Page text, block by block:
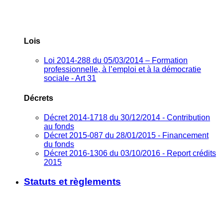
Lois
Loi 2014-288 du 05/03/2014 – Formation
professionnelle, à l’emploi et à la démocratie
sociale - Art 31
Décrets
Décret 2014-1718 du 30/12/2014 - Contribution
au fonds
Décret 2015-087 du 28/01/2015 - Financement
du fonds
Décret 2016-1306 du 03/10/2016 - Report crédits
2015
Statuts et règlements